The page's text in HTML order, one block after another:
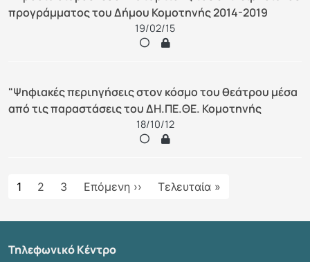
προγράμματος του Δήμου Κομοτηνής 2014-2019
19/02/15
"Ψηφιακές περιηγήσεις στον κόσμο του θεάτρου μέσα
από τις παραστάσεις του ΔΗ.ΠΕ.ΘΕ. Κομοτηνής
18/10/12
Σελιδοποίηση
1 2 3 Επόμενη ›› Next page
Τελευταία »
Τηλεφωνικό Κέντρο